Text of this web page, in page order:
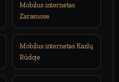
Mobilus internetas
Zarasuose
Mobilus internetas Kazlų
Rūdoje